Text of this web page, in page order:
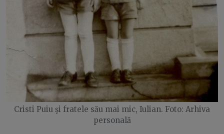
Cristi Puiu şi fratele său mai mic, Iulian. Foto: Arhiva
personală